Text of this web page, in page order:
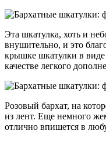
Эта шкатулка, хоть и
внушительно, и это
крышке шкатулки в
качестве легкого
Розовый бархат, на
из лент. Еще немного
отлично впишется в